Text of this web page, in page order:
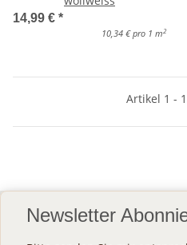
14,99 € *
10,34 € pro 1 m 2
Artikel 1 -
Newsletter